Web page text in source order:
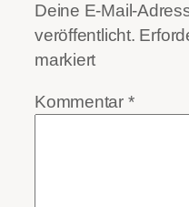
Deine E-Mail-
veröffentlicht.
markiert
Kommentar *